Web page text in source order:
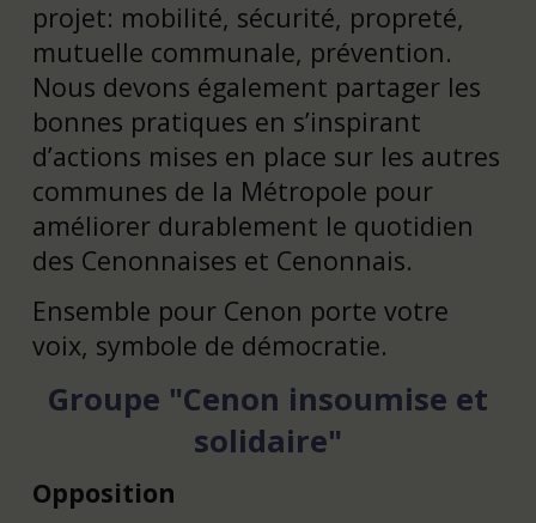
projet: mobilité, sécurité, propreté,
mutuelle communale, prévention.
Nous devons également partager les
bonnes pratiques en s’inspirant
d’actions mises en place sur les autres
communes de la Métropole pour
améliorer durablement le quotidien
des Cenonnaises et Cenonnais.
Ensemble pour Cenon porte votre
voix, symbole de démocratie.
Groupe "Cenon insoumise et
solidaire"
Opposition